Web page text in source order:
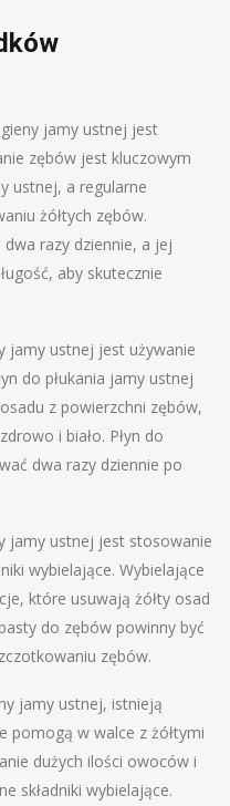
jamy ustnej jest
zębów jest kluczowym
ustnej, a regularne
żółtych zębów.
razy dziennie, a jej
aby skutecznie
jamy ustnej jest używanie
do płukania jamy ustnej
z powierzchni zębów,
i biało. Płyn do
dwa razy dziennie po
jamy ustnej jest stosowanie
wybielające. Wybielające
które usuwają żółty osad
do zębów powinny być
zębów.
jamy ustnej, istnieją
pomogą w walce z żółtymi
dużych ilości owoców i
składniki wybielające.